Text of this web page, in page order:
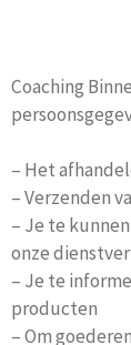
Coaching
– Het
– Verzenden
– Je te
onze
– Je te
producten
– Om